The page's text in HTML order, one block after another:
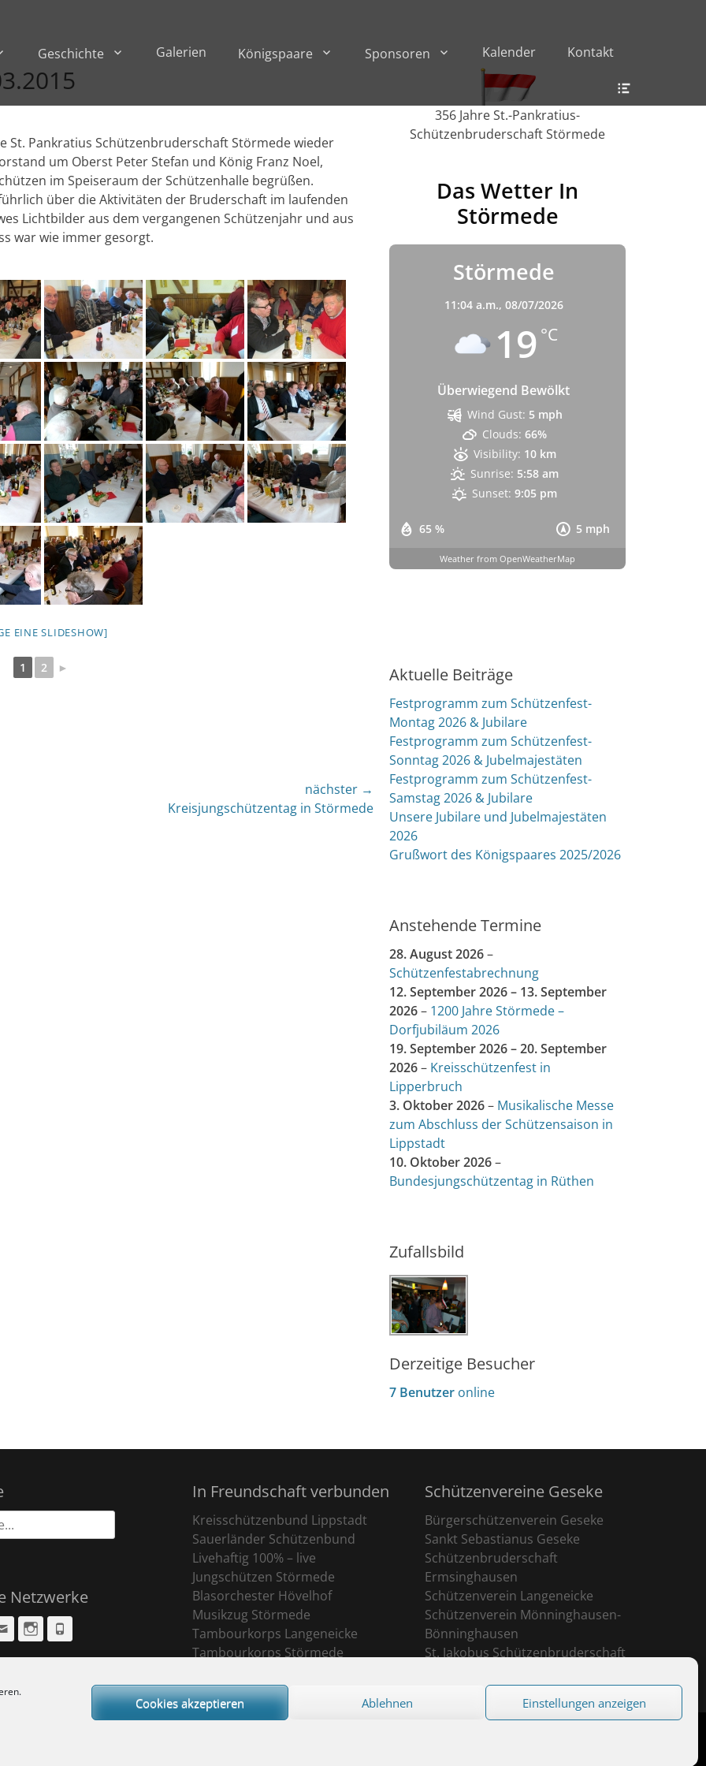
Cookies akzeptieren Ablehnen Einstellungen anzeigen
Geschichte Galerien Königspaare Sponsoren Kalender Kontakt
St. Pankratius Schützenbruderschaft Störmede wieder
um Oberst Peter Stefan und König Franz Noel,
im Speiseraum der Schützenhalle begrüßen.
über die Aktivitäten der Bruderschaft im laufenden
Lichtbilder aus dem vergangenen Schützenjahr und aus
war wie immer gesorgt.
EINE SLIDESHOW]
1 2 ►
nächster →
Kreisjungschützentag in Störmede
356 Jahre St.-Pankratius-
Schützenbruderschaft Störmede
Das Wetter In
Störmede
Störmede
11:04 a.m., 08/07/2026
19 °C
Überwiegend Bewölkt
65 % 5 mph
Wind Gust: 5 mph
Clouds: 66%
Visibility: 10 km
Sunrise: 5:58 am
Sunset: 9:05 pm
Weather from OpenWeatherMap
Aktuelle Beiträge
Festprogramm zum Schützenfest-
Montag 2026 & Jubilare
Festprogramm zum Schützenfest-
Sonntag 2026 & Jubelmajestäten
Festprogramm zum Schützenfest-
Samstag 2026 & Jubilare
Unsere Jubilare und Jubelmajestäten
2026
Grußwort des Königspaares 2025/2026
Anstehende Termine
28. August 2026–
Schützenfestabrechnung
12. September 2026– 13. September
2026– 1200 Jahre Störmede –
Dorfjubiläum 2026
19. September 2026–20. September
2026– Kreisschützenfest in
Lipperbruch
3. Oktober 2026– Musikalische Messe
zum Abschluss der Schützensaison in
Lippstadt
10. Oktober 2026–
Bundesjungschützentag in Rüthen
Zufallsbild
Derzeitige Besucher
7 Benutzer online
Netzwerke
Email Instagram
In Freundschaft verbunden
Kreisschützenbund Lippstadt
Sauerländer Schützenbund
Livehaftig 100% – live
Jungschützen Störmede
Blasorchester Hövelhof
Musikzug Störmede
Tambourkorps Langeneicke
Tambourkorps Störmede
Schützenvereine Geseke
Bürgerschützenverein Geseke
Sankt Sebastianus Geseke
Schützenbruderschaft
Ermsinghausen
Schützenverein Langeneicke
Schützenverein Mönninghausen-
Bönninghausen
St. Jakobus Schützenbruderschaft